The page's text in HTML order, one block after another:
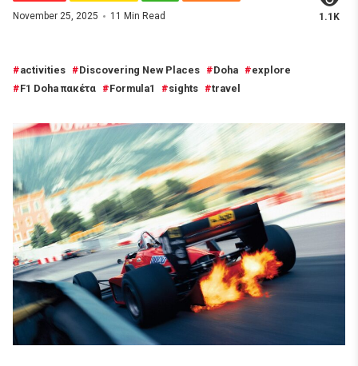
November 25, 2025
11 Min Read 1.1K
activities Discovering New Places Doha
explore
F1 Doha πακέτα
Formula1 sights travel